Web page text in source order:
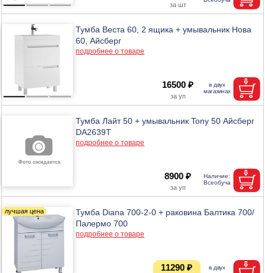
Тумба Веста 60, 2 ящика + умывальник Нова
60, Айсберг
подробнее о товаре
16500 ₽
Тумба Лайт 50 + умывальник Tony 50 Айсберг
DA2639T
подробнее о товаре
8900 ₽
Тумба Diana 700-2-0 + раковина Балтика 700/
Палермо 700
подробнее о товаре
11290 ₽